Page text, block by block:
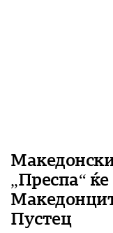
„Преспа“
Пустец